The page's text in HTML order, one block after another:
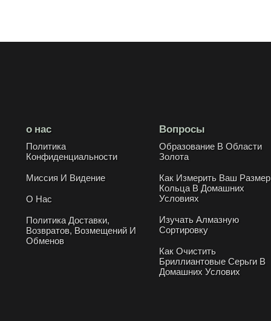
о нас
Политика
Конфиденциальности
Миссия И Видение
О Нас
Политика Доставки,
Возвратов, Возмещений И
Обменов
Вопросы
Образование В Области
Золота
Как Измерить Ваш Размер
Кольца В Домашних
Условиях
Изучать Алмазную
Сортировку
Как Очистить
Бриллиантовые Серьги В
Домашних Услових